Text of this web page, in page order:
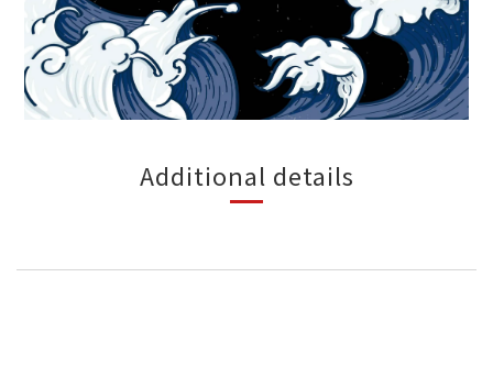
Additional details